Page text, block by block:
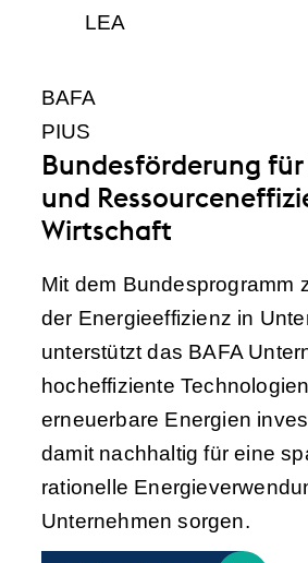
LEA
BAFA
PIUS
Bundesförderung für
und
Wirtschaft
Mit dem Bundesprogramm
der Energieeffizienz in
unterstützt das BAFA
hocheffiziente
erneuerbare Energien
damit nachhaltig für eine
rationelle
Unternehmen sorgen.